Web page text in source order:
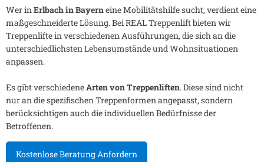
Wer inErlbach in Bayerneine Mobilitätshilfe sucht, verdient eine
maßgeschneiderte Lösung. Bei REAL Treppenlift bieten wir
Treppenlifte in verschiedenen Ausführungen, die sich an die
unterschiedlichsten Lebensumstände und Wohnsituationen
anpassen.
Es gibt verschiedeneArten von Treppenliften. Diese sind nicht
nur an die spezifischen Treppenformen angepasst, sondern
berücksichtigen auch die individuellen Bedürfnisse der
Betroffenen.
Kostenlose Beratung Anfordern